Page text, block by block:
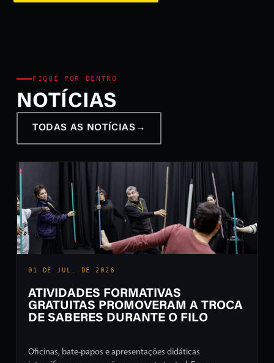
FIQUE POR DENTRO
NOTÍCIAS
TODAS AS NOTÍCIAS →
01 DE JUL. DE 2026
ATIVIDADES FORMATIVAS
GRATUITAS PROMOVERAM A TROCA
DE SABERES DURANTE O FILO
Oficinas, bate-papos e apresentações didáticas